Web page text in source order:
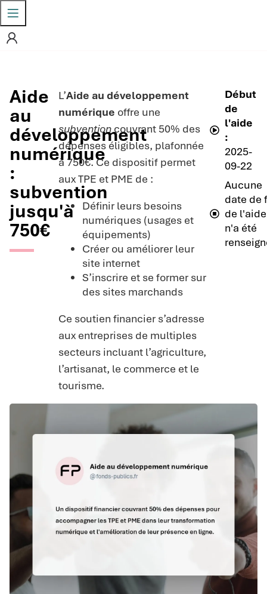
Aide
au
développement
numérique
:
subvention
jusqu'à
750€
L’Aide au développement
numérique offre une
subventioncouvrant 50% des
dépenses éligibles, plafonnée
à 750€. Ce dispositif permet
aux TPE et PME de :
Définir leurs besoins
numériques (usages et
équipements)
Créer ou améliorer leur
site internet
S’inscrire et se former sur
des sites marchands
Ce soutien financier s’adresse
aux entreprises de multiples
secteurs incluant l’agriculture,
l’artisanat, le commerce et le
tourisme.
Début
de
l'aide
:
2025-
09-22
Aucune
date de
de l'aide
n'a été